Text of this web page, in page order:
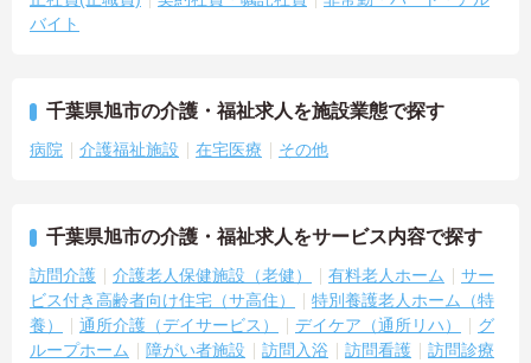
バイト
千葉県旭市の介護・福祉求人を施設業態で探す
病院 介護福祉施設 在宅医療 その他
千葉県旭市の介護・福祉求人をサービス内容で探す
訪問介護 介護老人保健施設（老健） 有料老人ホーム
サー
ビス付き高齢者向け住宅（サ高住）
特別養護老人ホーム（特
養）
通所介護（デイサービス） デイケア（通所リハ）
グ
ループホーム
障がい者施設 訪問入浴 訪問看護
訪問診療